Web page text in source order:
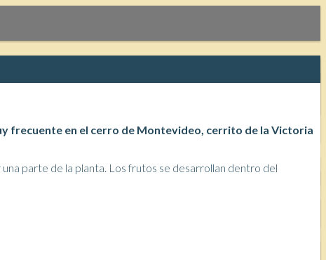
frecuente en el cerro de Montevideo, cerrito de la Victoria